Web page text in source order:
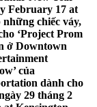
February 17 at
những chiếc váy,
‘Project Prom
ở Downtown
của
dành cho
29 tháng 2